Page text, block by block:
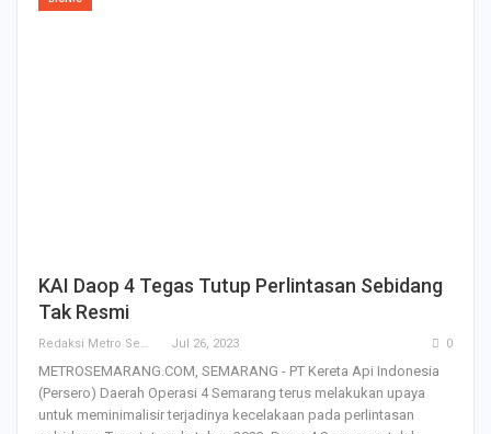
KAI Daop 4 Tegas Tutup Perlintasan Sebidang
Tak Resmi
Redaksi Metro Semarang Jul 26, 2023 0
METROSEMARANG.COM, SEMARANG - PT Kereta Api Indonesia
(Persero) Daerah Operasi 4 Semarang terus melakukan upaya
untuk meminimalisir terjadinya kecelakaan pada perlintasan